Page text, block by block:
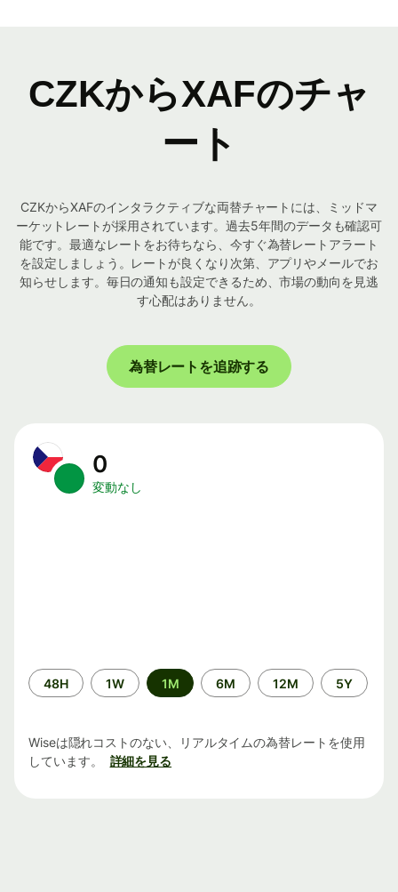
CZKからXAFのチャ
ート
CZKからXAFのインタラクティブな両替チャートには、ミッドマ
ーケットレートが採用されています。過去5年間のデータも確認可
能です。最適なレートをお待ちなら、今すぐ為替レートアラート
を設定しましょう。レートが良くなり次第、アプリやメールでお
知らせします。毎日の通知も設定できるため、市場の動向を見逃
す心配はありません。
為替レートを追跡する
0
変動なし
期
間
48H 1W 1M 6M 12M 5Y
Wiseは隠れコストのない、リアルタイムの為替レートを使用
しています。
詳細を見る